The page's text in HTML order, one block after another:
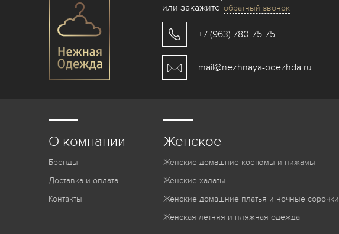
или закажите обратный звонок
+7 (963) 780-75-75
mail@nezhnaya-odezhda.ru
О компании
Бренды
Доставка и оплата
Контакты
Женское
Женские домашние костюмы и пижамы
Женские халаты
Женские домашние платья и ночные сорочки
Женская летняя и пляжная одежда